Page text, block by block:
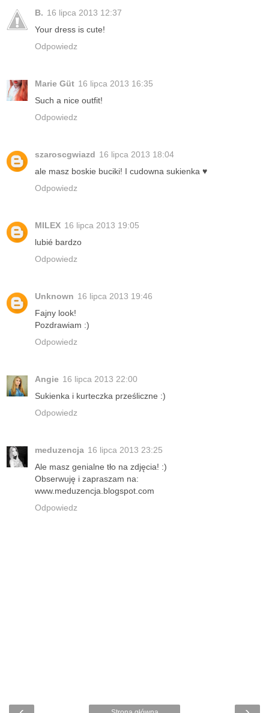
B. 16 lipca 2013 12:37
Your dress is cute!
Odpowiedz
Marie Güt 16 lipca 2013 16:35
Such a nice outfit!
Odpowiedz
szaroscgwiazd 16 lipca 2013 18:04
ale masz boskie buciki! I cudowna sukienka ♥
Odpowiedz
MILEX 16 lipca 2013 19:05
lubié bardzo
Odpowiedz
Unknown 16 lipca 2013 19:46
Fajny look!
Pozdrawiam :)
Odpowiedz
Angie 16 lipca 2013 22:00
Sukienka i kurteczka prześliczne :)
Odpowiedz
meduzencja 16 lipca 2013 23:25
Ale masz genialne tło na zdjęcia! :)
Obserwuję i zapraszam na:
www.meduzencja.blogspot.com
Odpowiedz